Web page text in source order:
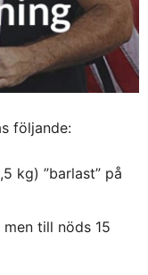
följande:
kg) ”barlast” på
men till nöds 15